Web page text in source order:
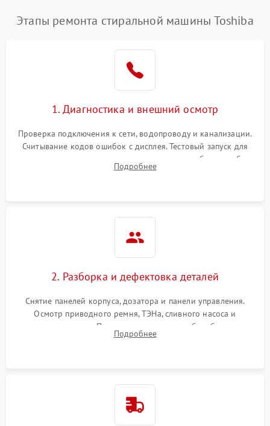
Этапы ремонта стиральной машины Toshiba
1. Диагностика и внешний осмотр
Проверка подключения к сети, водопроводу и канализации.
Считывание кодов ошибок с дисплея. Тестовый запуск для
выявления посторонних шумов, протечек или сбоев в работе
электронного модуля управления.
Подробнее
2. Разборка и дефектовка деталей
Снятие панелей корпуса, дозатора и панели управления.
Осмотр приводного ремня, ТЭНа, сливного насоса и
амортизаторов. Проверка подшипников барабана и
крестовины на износ, а манжеты люка на разрывы.
Подробнее